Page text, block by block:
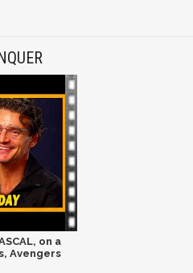
on a
Avengers